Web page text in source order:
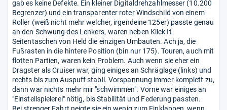
gab es keine Defekte. Ein kleiner Digitaldrehzahlmesser (10.200
Begrenzer) und ein transparenter roter Windschild von einem
Roller (weiß nicht mehr welcher, irgendeine 125er) passte genau
an den Schwung des Lenkers, waren neben Klick It
Seitentaschen von Held die einzigen Umbauten. Ach ja, die
Fußrasten in die hintere Position (bin nur 175). Touren, auch mit
flotten Partien, waren kein Problem. Auch wenn sie eher ein
Dragster als Cruiser war, ging einiges an Schräglage (links) und
rechts bis zum Auspuff stabil. Vorspannung immer komplett zu,
dann war nichts mehr mir "schwimmen". Vorne war einiges an
"Einstellspielerei" nötig, bis Stabilität und Federung passten.
Bei strenger Fahrt neigte sie ein wenig zum Einklappen, wenn